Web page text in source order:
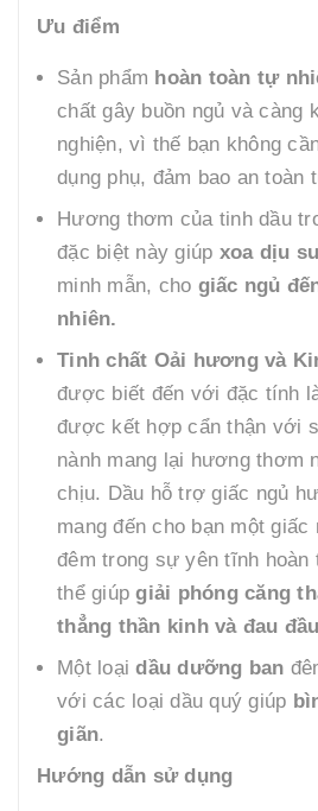
Ưu điểm
Sản phẩm hoàn toàn tự
chất gây buồn ngủ và càng
nghiện, vì thế bạn không
dụng phụ, đảm bao an toàn
Hương thơm của tinh dầu
đặc biệt này giúp xoa dịu
minh mẫn, cho giấc ngủ
nhiên.
Tinh chất Oải hương và
được biết đến với đặc tính
được kết hợp cẩn thận với
nành mang lại hương thơm
chịu. Dầu hỗ trợ giấc ngủ
mang đến cho bạn một giấc
đêm trong sự yên tĩnh hoàn
thể giúpgiải phóng căng
thẳng thần kinh và đau
Một loạidầu dưỡng ban
với các loại dầu quý giúp
giãn.
Hướng dẫn sử dụng